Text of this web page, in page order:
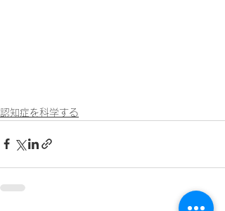
認知症を科学する